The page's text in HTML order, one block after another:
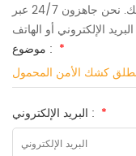
يمكنك الاتصال بنا بأي طريقة مريحة بالنسبة لك. نحن جاهزون 24/7 عبر
موضوع : *
كشك الأمن المحمول
البريد الإلكتروني : *